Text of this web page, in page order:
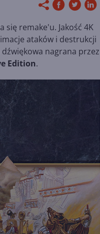
się remake'u. Jakość 4K
ataków i destrukcji
nagrana przez
Edition.